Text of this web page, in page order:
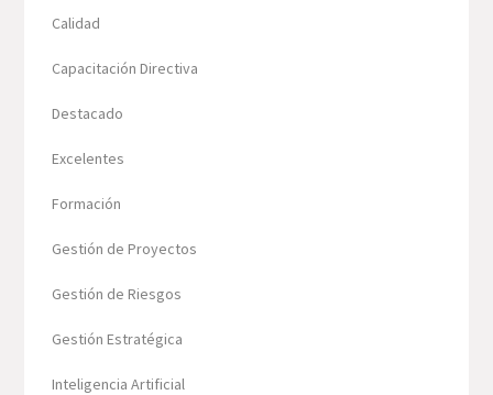
Calidad
Capacitación Directiva
Destacado
Excelentes
Formación
Gestión de Proyectos
Gestión de Riesgos
Gestión Estratégica
Inteligencia Artificial